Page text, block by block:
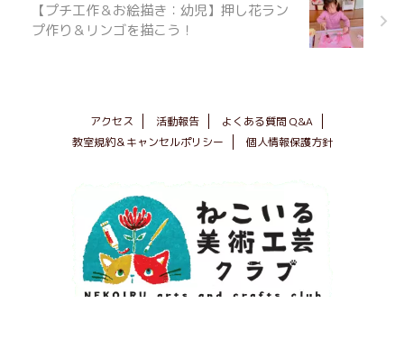
【プチ工作＆お絵描き：幼児】押し花ラン
プ作り＆リンゴを描こう！
アクセス 活動報告
よくある質問 Q&A
教室規約＆キャンセルポリシー
個人情報保護方針